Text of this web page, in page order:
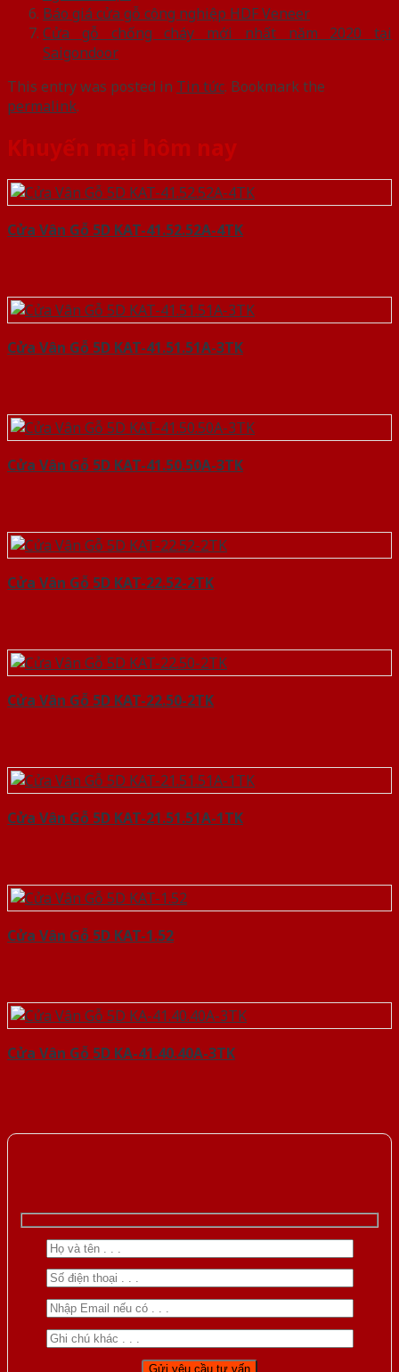
Báo giá cửa gỗ công nghiệp HDF Veneer
Cửa gỗ chống cháy mới nhất năm 2020 tại
Saigondoor
This entry was posted in Tin tức. Bookmark the
permalink.
Khuyến mại hôm nay
Cửa Vân Gỗ 5D KAT-41.52.52A-4TK
Cửa Vân Gỗ 5D KAT-41.51.51A-3TK
Cửa Vân Gỗ 5D KAT-41.50.50A-3TK
Cửa Vân Gỗ 5D KAT-22.52-2TK
Cửa Vân Gỗ 5D KAT-22.50-2TK
Cửa Vân Gỗ 5D KAT-21.51.51A-1TK
Cửa Vân Gỗ 5D KAT-1.52
Cửa Vân Gỗ 5D KA-41.40.40A-3TK